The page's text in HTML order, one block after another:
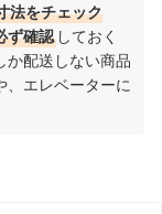
法をチェック
ず確認 しておく
か配送しない商品
、エレベーターに